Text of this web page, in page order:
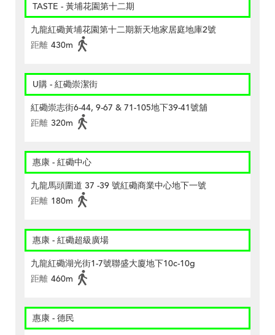
TASTE - 黃埔花園第十二期
九龍紅磡黃埔花園第十二期新天地家居庭地庫2號
距離 430m
U購 - 紅磡崇潔街
紅磡崇志街6-44, 9-67 & 71-105地下39-41號舖
距離 320m
惠康 - 紅磡中心
九龍馬頭圍道 37 -39 號紅磡商業中心地下一號
距離 180m
惠康 - 紅磡超級廣場
九龍紅磡湖光街1-7號聯盛大廈地下10c-10g
距離 460m
惠康 - 德民